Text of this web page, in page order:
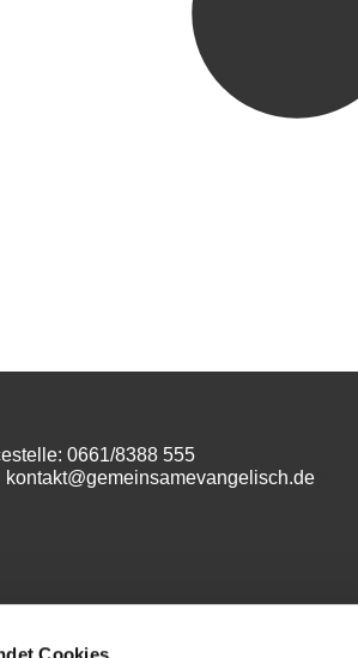
Cookies
0661/8388 555
kontakt@gemeinsamevangelisch.dem